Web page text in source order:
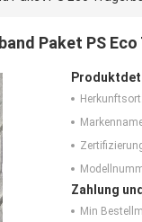
Paket PS
Herkunftsort:
Zahlung
Min